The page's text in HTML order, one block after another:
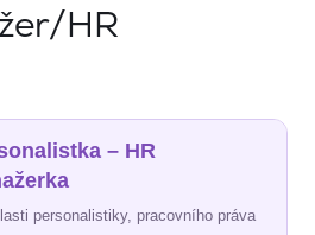
HR
– HR
personalistiky, pracovního práva